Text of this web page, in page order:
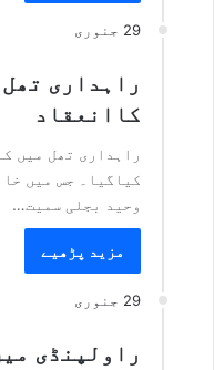
29 جنوری
راہداری
کاانعقاد
راہداری تھل میں
کیاگیا۔ جس میں
وحید بجلی سمیت…
مزید پڑھیے
29 جنوری
راولپنڈی